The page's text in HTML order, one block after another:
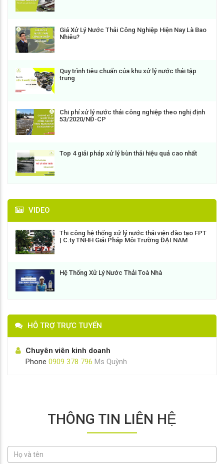
Giá Xử Lý Nước Thải Công Nghiệp Hiện Nay Là Bao
Nhiêu?
Quy trình tiêu chuẩn của khu xử lý nước thải tập
trung
Chi phí xử lý nước thải công nghiệp theo nghị định
53/2020/NĐ-CP
Top 4 giải pháp xử lý bùn thải hiệu quả cao nhất
VIDEO
Thi công hệ thống xử lý nước thải viện đào tạo FPT
| C.ty TNHH Giải Pháp Môi Trường ĐẠI NAM
Hệ Thống Xử Lý Nước Thải Toà Nhà
HỖ TRỢ TRỰC TUYẾN
Chuyên viên kinh doanh
Phone 0909 378 796 Ms Quỳnh
THÔNG TIN LIÊN HỆ